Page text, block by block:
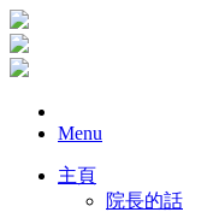
Menu
主頁
院長的話